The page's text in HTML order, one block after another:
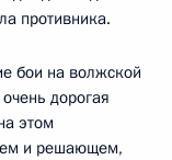
противника.
бои на волжской
дорогая
этом
и решающем,